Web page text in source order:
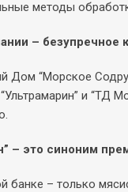
методы
– безупречное
Дом “Морское
и “ТД
– это синоним
банке – только